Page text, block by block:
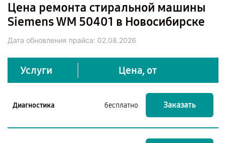
Цена ремонта стиральной машины
Siemens WM 50401 в Новосибирске
Дата обновления прайса: 02.08.2026
Услуги Цена, от
Диагностика бесплатно Заказать